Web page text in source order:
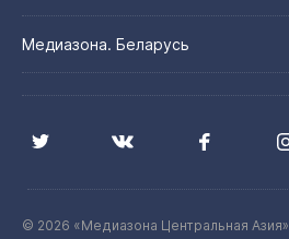
Медиазона. Беларусь
© 2026 «Медиазона Центральная Азия»